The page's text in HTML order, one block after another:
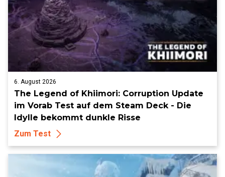
6. August 2026
The Legend of Khiimori: Corruption Update
im Vorab Test auf dem Steam Deck - Die
Idylle bekommt dunkle Risse
Zum Test